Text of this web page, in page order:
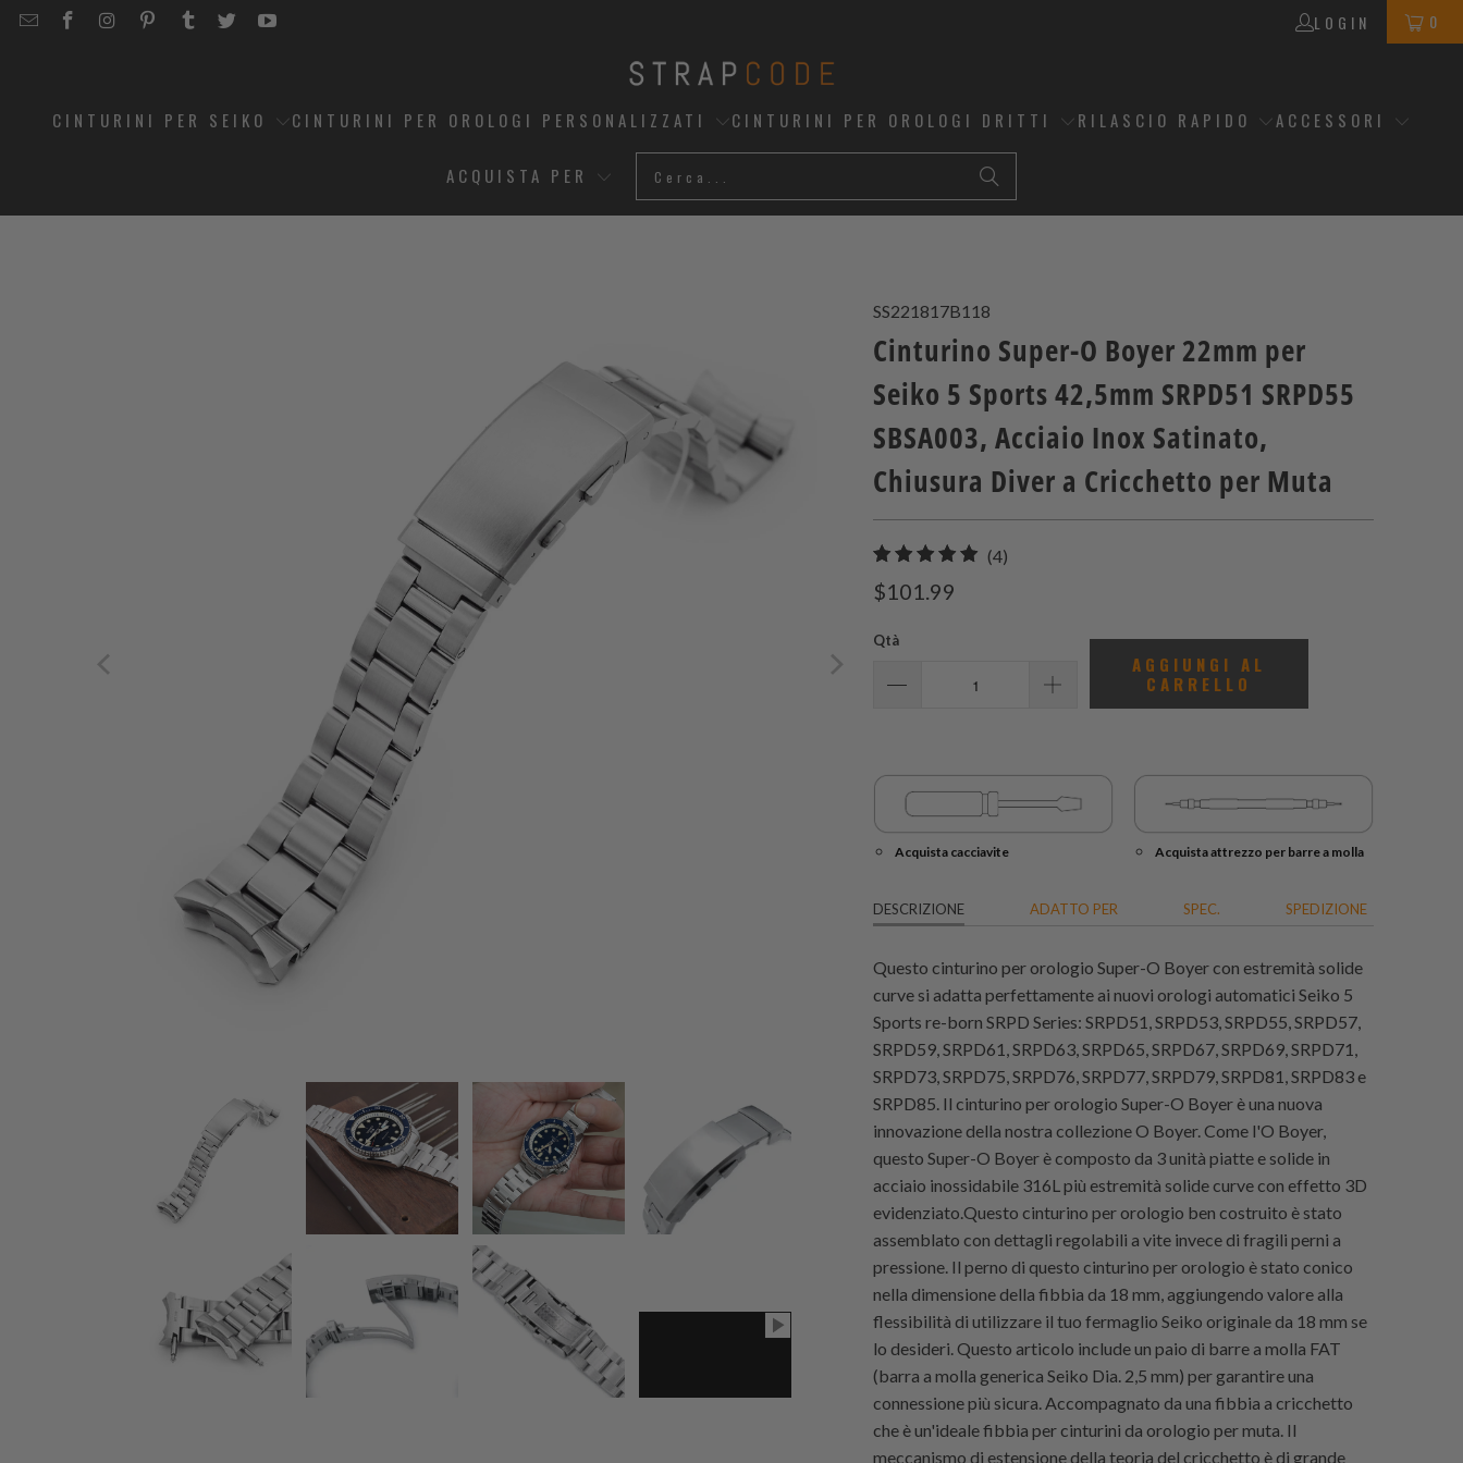
EMAILSTRAPCODE
STRAPCODE
STRAPCODE
STRAPCODE
STRAPCODE
STRAPCODE
LOGIN 0
CINTURINI PER SEIKO CINTURINI PER OROLOGI PERSONALIZZATI CINTURINI PER OROLOGI DRITTI RILASCIO RAPIDO ACCESSORI
ACQUISTA PER
SS221817B118
Cinturino Super-O Boyer 22mm per
Seiko 5 Sports 42,5mm SRPD51 SRPD55
SBSA003, Acciaio Inox Satinato,
Chiusura Diver a Cricchetto per Muta
(4)
$101.99
Qtà
AGGIUNGI AL
CARRELLO
Acquista cacciavite Acquista attrezzo per barre a molla
DESCRIZIONE ADATTO PER SPEC. SPEDIZIONE
Questo cinturino per orologio Super-O Boyer con estremità solide
curve si adatta perfettamente ai nuovi orologi automatici Seiko 5
Sports re-born SRPD Series: SRPD51, SRPD53, SRPD55, SRPD57,
SRPD59, SRPD61, SRPD63, SRPD65, SRPD67, SRPD69, SRPD71,
SRPD73, SRPD75, SRPD76, SRPD77, SRPD79, SRPD81, SRPD83 e
SRPD85. Il cinturino per orologio Super-O Boyer è una nuova
innovazione della nostra collezione O Boyer. Come l'O Boyer,
questo Super-O Boyer è composto da 3 unità piatte e solide in
acciaio inossidabile 316L più estremità solide curve con effetto 3D
evidenziato.Questo cinturino per orologio ben costruito è stato
assemblato con dettagli regolabili a vite invece di fragili perni a
pressione. Il perno di questo cinturino per orologio è stato conico
nella dimensione della fibbia da 18 mm, aggiungendo valore alla
flessibilità di utilizzare il tuo fermaglio Seiko originale da 18 mm se
lo desideri. Questo articolo include un paio di barre a molla FAT
(barra a molla generica Seiko Dia. 2,5 mm) per garantire una
connessione più sicura. Accompagnato da una fibbia a cricchetto
che è un'ideale fibbia per cinturini da orologio per muta. Il
meccanismo di estensione della teoria del cricchetto è di grande